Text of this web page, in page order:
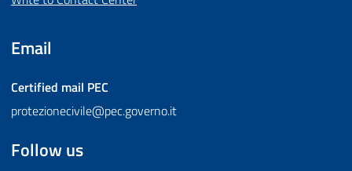
Email
Certified mail PEC
protezionecivile@pec.governo.it
Follow us